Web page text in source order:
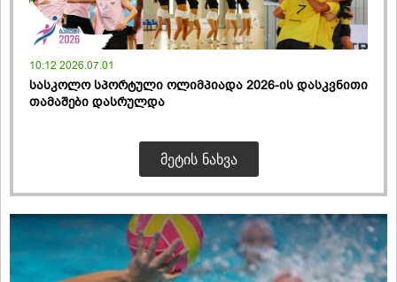
10:12 2026.07.01
სასკოლო სპორტული ოლიმპიადა 2026-ის დასკვნითი
თამაშები დასრულდა
ᲛᲔᲢᲘᲡ ᲜᲐᲮᲕᲐ